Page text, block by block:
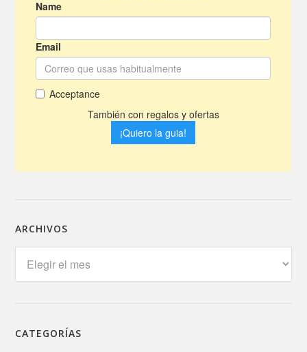
ARCHIVOS
CATEGORÍAS